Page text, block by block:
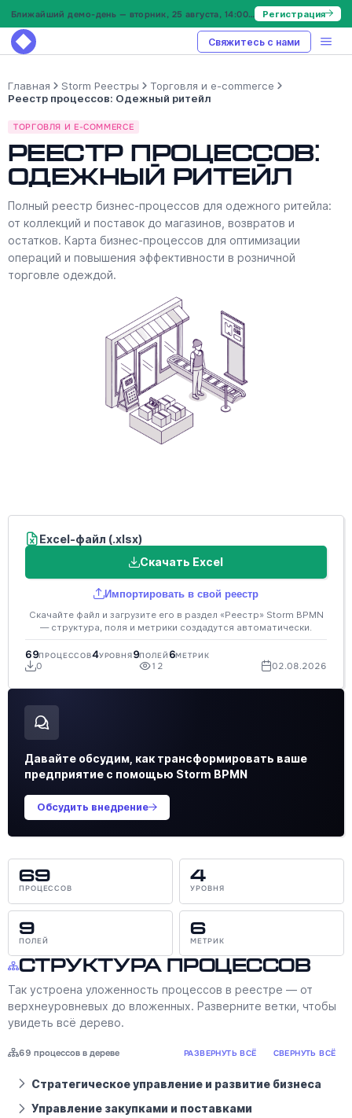
Ближайший демо-день — вторник, 25 августа, 14:00 МСК Регистрация
Свяжитесь с нами
Главная Storm Реестры
Торговля и e-commerce
Реестр процессов: Одежный ритейл
ТОРГОВЛЯ И E-COMMERCE
Реестр процессов:
Одежный ритейл
Полный реестр бизнес-процессов для одежного ритейла:
от коллекций и поставок до магазинов, возвратов и
остатков. Карта бизнес-процессов для оптимизации
операций и повышения эффективности в розничной
торговле одеждой.
69
ПРОЦЕССОВ
4
УРОВНЯ
9
ПОЛЕЙ
6
МЕТРИК
Структура процессов
Так устроена уложенность процессов в реестре — от
верхнеуровневых до вложенных. Разверните ветки, чтобы
увидеть всё дерево.
69 процессов в дереве РАЗВЕРНУТЬ ВСЁ СВЕРНУТЬ ВСЁ
Стратегическое управление и развитие бизнеса
Управление закупками и поставками
Excel-файл (.xlsx)
Скачать Excel
Импортировать в свой реестр
Скачайте файл и загрузите его в раздел «Реестр» Storm BPMN
— структура, поля и метрики создадутся автоматически.
69ПРОЦЕССОВ4УРОВНЯ9ПОЛЕЙ6МЕТРИК
0 12 02.08.2026
Давайте обсудим, как трансформировать ваше
предприятие с помощью Storm BPMN
Обсудить внедрение